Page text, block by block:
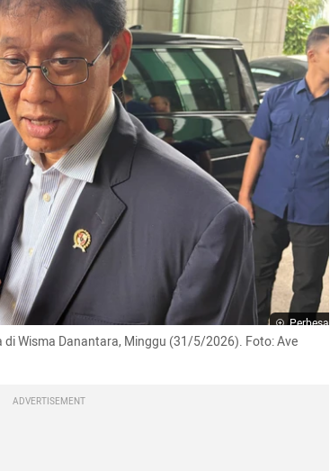
Perbesar
Wisma Danantara, Minggu (31/5/2026). Foto: Ave
ADVERTISEMENT